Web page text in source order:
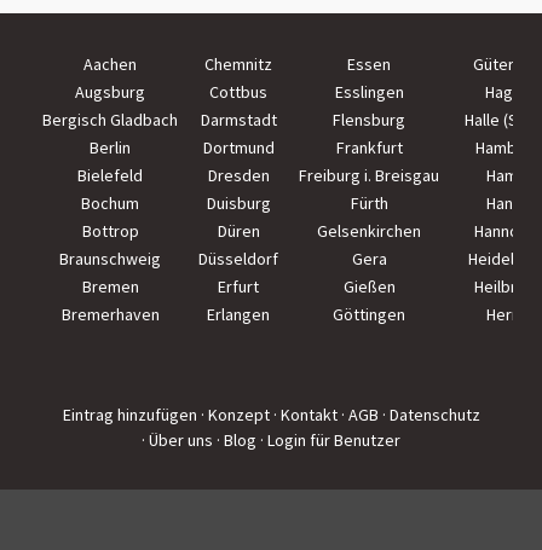
Aachen Chemnitz Essen
Augsburg
Cottbus Esslingen
Hagen
Bergisch Gladbach
Darmstadt Flensburg
Halle
Berlin
Dortmund Frankfurt
Hamburg
Bielefeld
Dresden Freiburg i. Breisgau
Hamm
Bochum
Duisburg Fürth
Hanau
Bottrop
Düren Gelsenkirchen
Hannover
Braunschweig
Düsseldorf Gera
Bremen
Erfurt Gießen
Heilbronn
Bremerhaven
Erlangen Göttingen Herne
Eintrag hinzufügen · Konzept · Kontakt · AGB · Datenschutz
· Über uns · Blog · Login für Benutzer